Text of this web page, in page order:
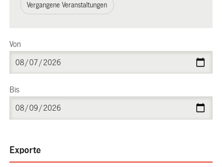
Vergangene Veranstaltungen
Von
Bis
Exporte